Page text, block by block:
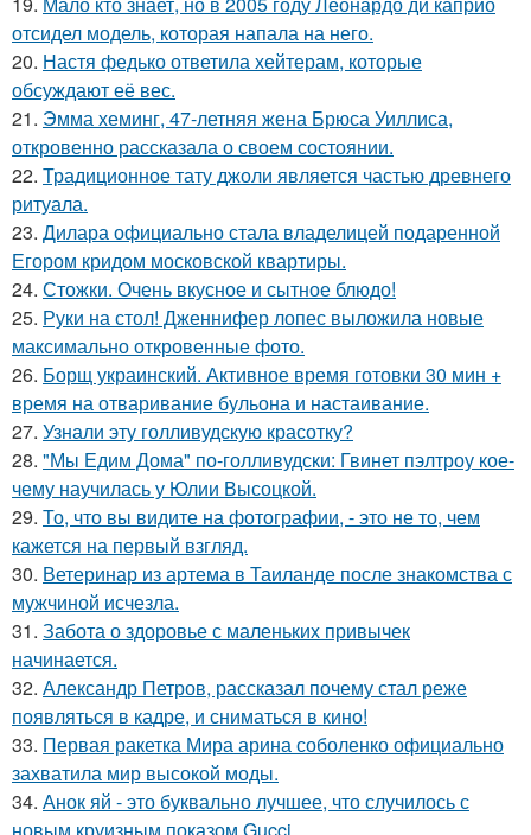
отсидел модель, которая напала на него.
20. Настя федько ответила хейтерам, которые
обсуждают её вес.
21. Эмма хеминг, 47-летняя жена Брюса Уиллиса,
откровенно рассказала о своем состоянии.
22. Традиционное тату джоли является частью древнего
ритуала.
23. Дилара официально стала владелицей подаренной
Егором кридом московской квартиры.
24. Стожки. Очень вкусное и сытное блюдо!
25. Руки на стол! Дженнифер лопес выложила новые
максимально откровенные фото.
26. Борщ украинский. Активное время готовки 30 мин +
время на отваривание бульона и настаивание.
27. Узнали эту голливудскую красотку?
28. "Мы Едим Дома" по-голливудски: Гвинет пэлтроу кое-
чему научилась у Юлии Высоцкой.
29. То, что вы видите на фотографии, - это не то, чем
кажется на первый взгляд.
30. Ветеринар из артема в Таиланде после знакомства с
мужчиной исчезла.
31. Забота о здоровье с маленьких привычек
начинается.
32. Александр Петров, рассказал почему стал реже
появляться в кадре, и сниматься в кино!
33. Первая ракетка Мира арина соболенко официально
захватила мир высокой моды.
34. Анок яй - это буквально лучшее, что случилось с